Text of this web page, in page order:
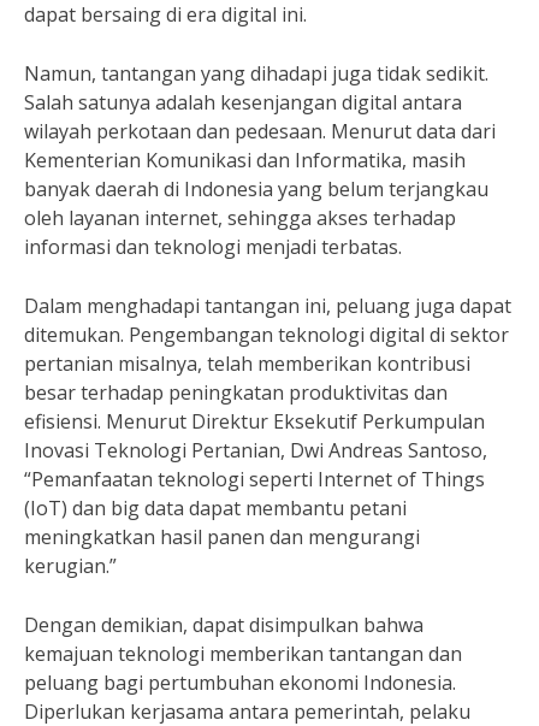
dapat bersaing di era digital ini.
Namun, tantangan yang dihadapi juga tidak sedikit.
Salah satunya adalah kesenjangan digital antara
wilayah perkotaan dan pedesaan. Menurut data dari
Kementerian Komunikasi dan Informatika, masih
banyak daerah di Indonesia yang belum terjangkau
oleh layanan internet, sehingga akses terhadap
informasi dan teknologi menjadi terbatas.
Dalam menghadapi tantangan ini, peluang juga dapat
ditemukan. Pengembangan teknologi digital di sektor
pertanian misalnya, telah memberikan kontribusi
besar terhadap peningkatan produktivitas dan
efisiensi. Menurut Direktur Eksekutif Perkumpulan
Inovasi Teknologi Pertanian, Dwi Andreas Santoso,
“Pemanfaatan teknologi seperti Internet of Things
(IoT) dan big data dapat membantu petani
meningkatkan hasil panen dan mengurangi
kerugian.”
Dengan demikian, dapat disimpulkan bahwa
kemajuan teknologi memberikan tantangan dan
peluang bagi pertumbuhan ekonomi Indonesia.
Diperlukan kerjasama antara pemerintah, pelaku